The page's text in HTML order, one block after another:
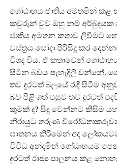
ගෝඨාභය ජාතිය අමතමින් කළ
කවුරුන් වුව ඔහු නම් අර්බුදයක
ජාතිය අමතන කතාව ලිවීමට
වස්ත්‍රය සෝදා පිරිසිදු කර
විශද විය. ඒ කතාවෙන්
සිටින බවය පැහැදිලි වන්නේ.
තව දුරටත් බලයේ රැඳී සිටීම
බව පිළි ගත් පසුව තව දුරටත්
කුමක් ද? සිදු වෙන්නට කිසිම
නිරායුධ තරුණ
ඝාතනය කිරීමෙන් අද
විවිධ අන්දමින් ගෝඨාභයම
දුරටත් රාජ්‍ය පාලනය කළ